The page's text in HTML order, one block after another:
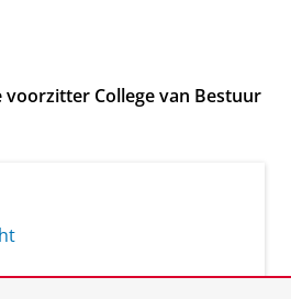
College van Bestuur